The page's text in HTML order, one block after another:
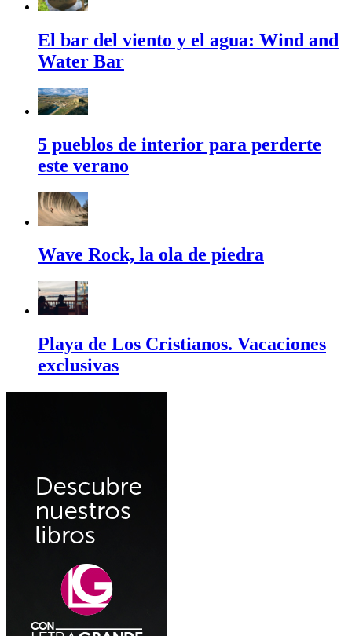
El bar del viento y el agua: Wind and
Water Bar
5 pueblos de interior para perderte
este verano
Wave Rock, la ola de piedra
Playa de Los Cristianos. Vacaciones
exclusivas